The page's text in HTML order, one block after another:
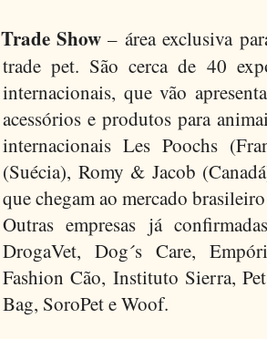
Trade Show – área exclusiva
trade pet. São cerca de 40
internacionais, que vão
acessórios e produtos para
internacionais Les Poochs
(Suécia), Romy & Jacob
que chegam ao mercado
Outras empresas já
DrogaVet, Dog´s Care,
Fashion Cão, Instituto Sierra,
Bag, SoroPet e Woof.